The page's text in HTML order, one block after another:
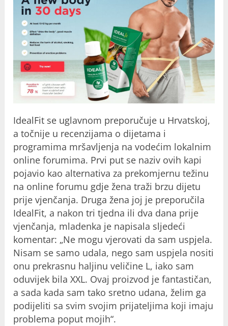
IdealFit se uglavnom preporučuje u Hrvatskoj,
a točnije u recenzijama o dijetama i
programima mršavljenja na vodećim lokalnim
online forumima. Prvi put se naziv ovih kapi
pojavio kao alternativa za prekomjernu težinu
na online forumu gdje žena traži brzu dijetu
prije vjenčanja. Druga žena joj je preporučila
IdealFit, a nakon tri tjedna ili dva dana prije
vjenčanja, mladenka je napisala sljedeći
komentar: „Ne mogu vjerovati da sam uspjela.
Nisam se samo udala, nego sam uspjela nositi
onu prekrasnu haljinu veličine L, iako sam
oduvijek bila XXL. Ovaj proizvod je fantastičan,
a sada kada sam tako sretno udana, želim ga
podijeliti sa svim svojim prijateljima koji imaju
problema poput mojih“.